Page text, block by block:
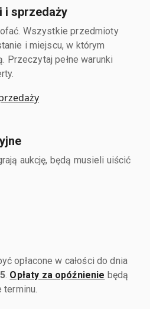
i sprzedaży
Wszystkie przedmioty
i miejscu, w którym
Przeczytaj pełne warunki
aukcję, będą musieli uiścić
opłacone w całości do dnia
Opłaty za opóźnienie będą